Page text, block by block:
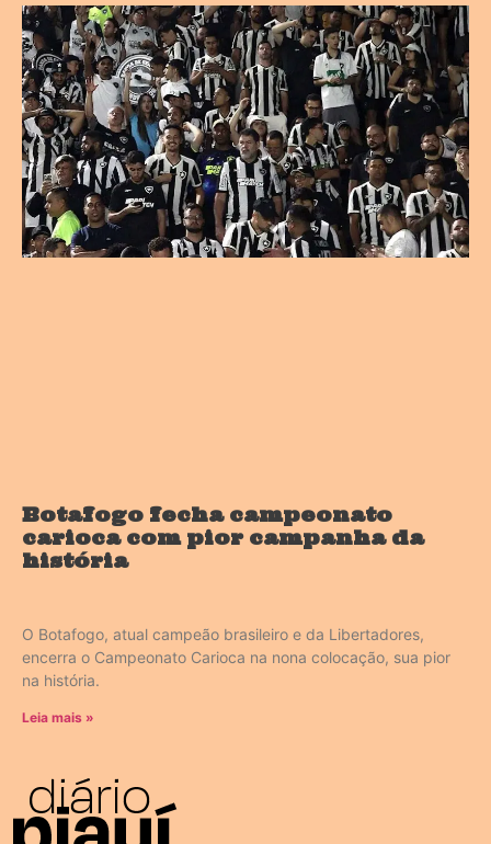
Botafogo fecha campeonato
carioca com pior campanha da
história
O Botafogo, atual campeão brasileiro e da Libertadores,
encerra o Campeonato Carioca na nona colocação, sua pior
na história.
Leia mais »